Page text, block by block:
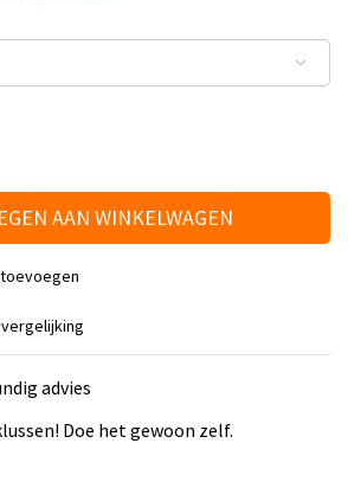
AAN WINKELWAGEN
advies
Doe het gewoon zelf.